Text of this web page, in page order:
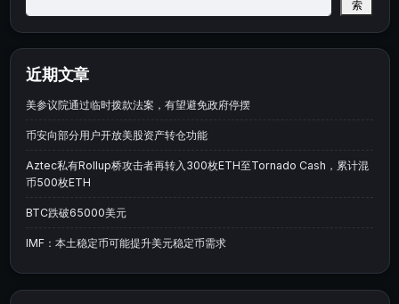
索
近期文章
美参议院通过临时拨款法案，有望避免政府停摆
币安向部分用户开放美股资产转仓功能
Aztec私有Rollup桥攻击者再转入300枚ETH至Tornado Cash，累计混
币500枚ETH
BTC跌破65000美元
IMF：本土稳定币可能提升美元稳定币需求